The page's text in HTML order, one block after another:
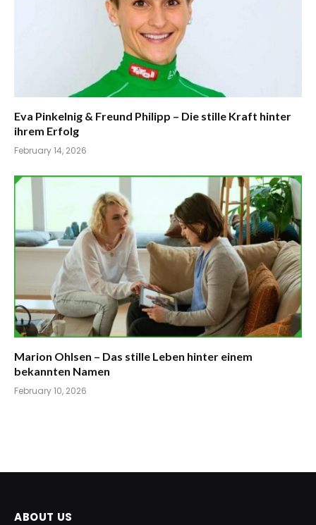
Eva Pinkelnig & Freund Philipp – Die stille Kraft hinter
ihrem Erfolg
February 14, 2026
Marion Ohlsen – Das stille Leben hinter einem
bekannten Namen
February 10, 2026
ABOUT US